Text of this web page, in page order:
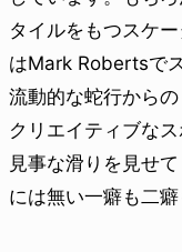
タイルをもつスケ
はMark Robertsで
流動的な蛇行から
クリエイティブな
見事な滑りを見せ
には無い一癖も二癖